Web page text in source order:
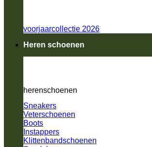
voorjaarcollectie 2026
Heren schoenen
herenschoenen
Sneakers
Veterschoenen
Boots
Instappers
Klittenbandschoenen